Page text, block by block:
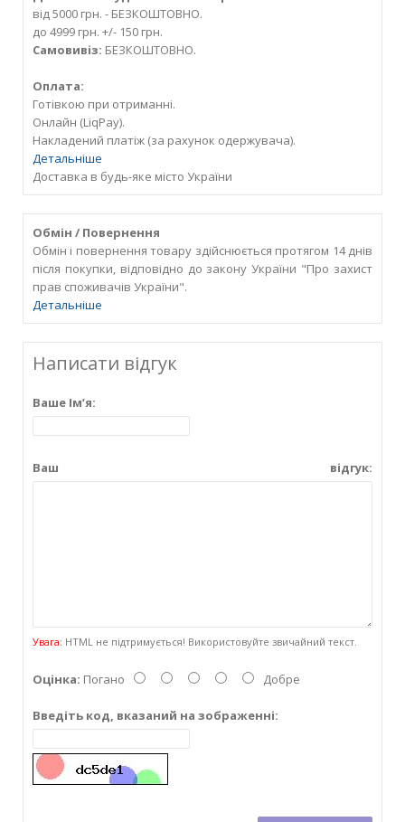
від 5000 грн. - БЕЗКОШТОВНО.
до 4999 грн. +/- 150 грн.
Самовивіз: БЕЗКОШТОВНО.
Оплата:
Готівкою при отриманні.
Онлайн (LiqPay).
Накладений платіж (за рахунок одержувача).
Детальніше
Доставка в будь-яке місто України
Обмін / Повернення
Обмін і повернення товару здійснюється протягом 14 днів
після покупки, відповідно до закону України "Про захист
прав споживачів України".
Детальніше
Написати відгук
Ваше Ім’я:
Ваш відгук:
Увага: HTML не підтримується! Використовуйте звичайний текст.
Оцінка: Погано Добре
Введіть код, вказаний на зображенні: